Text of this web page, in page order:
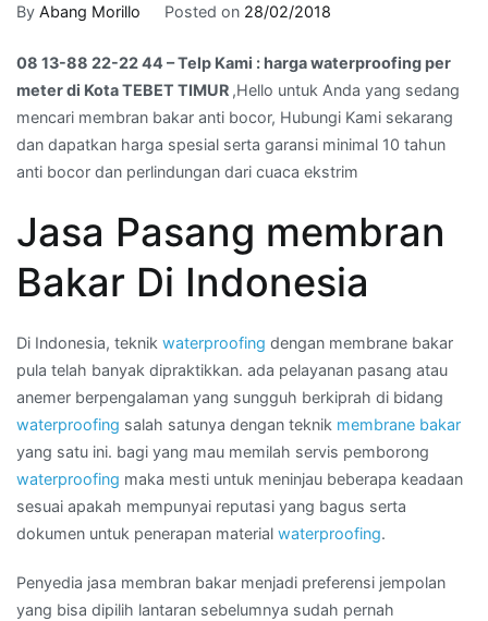
08
88
22-
22
44
–
Kami
harga
per
meter
di
Kota
TEBET
TIMUR
By Abang Morillo Posted on 28/02/2018
08 13-88 22-22 44 – Telp Kami : harga waterproofing per
meter di Kota TEBET TIMUR ,Hello untuk Anda yang sedang
mencari membran bakar anti bocor, Hubungi Kami sekarang
dan dapatkan harga spesial serta garansi minimal 10 tahun
anti bocor dan perlindungan dari cuaca ekstrim
Jasa Pasang membran
Bakar Di Indonesia
Di Indonesia, teknik waterproofing dengan membrane bakar
pula telah banyak dipraktikkan. ada pelayanan pasang atau
anemer berpengalaman yang sungguh berkiprah di bidang
waterproofing salah satunya dengan teknik membrane bakar
yang satu ini. bagi yang mau memilah servis pemborong
waterproofing maka mesti untuk meninjau beberapa keadaan
sesuai apakah mempunyai reputasi yang bagus serta
dokumen untuk penerapan material waterproofing.
Penyedia jasa membran bakar menjadi preferensi jempolan
yang bisa dipilih lantaran sebelumnya sudah pernah